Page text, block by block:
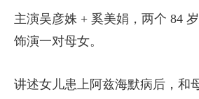
主演吴彦姝 + 奚美娟，两个 84
饰演一对母女。
讲述女儿患上阿兹海默病后，和